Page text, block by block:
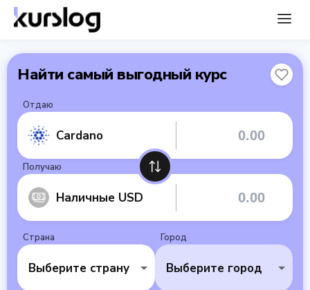
Найти самый выгодный курс
Отдаю
Cardano
Получаю
Наличные USD
Страна
Выберите страну
Город
Выберите город